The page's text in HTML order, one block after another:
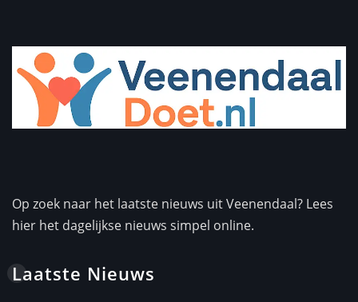
Op zoek naar het laatste nieuws uit Veenendaal? Lees
hier het dagelijkse nieuws simpel online.
Laatste Nieuws